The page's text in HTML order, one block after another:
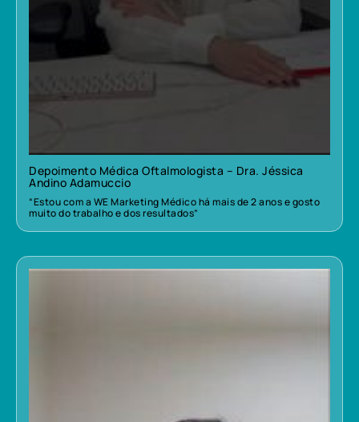
Depoimento Médica Oftalmologista – Dra. Jéssica
Andino Adamuccio
“Estou com a WE Marketing Médico há mais de 2 anos e gosto
muito do trabalho e dos resultados”